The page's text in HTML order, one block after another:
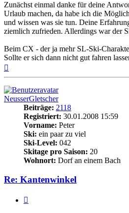
Zunächst einmal danke für deine
Urlaub machen, da habe ich die
und wissen was sie tun. Deine
ziemlich zufrieden. Allerdings war der
Beim CX - der ja mehr SL-Ski-
Sollte er sich dann nicht gut fahren
NeusserGletscher
Beiträge: 2118
Registriert: 30.01.2008 15:59
Vorname: Peter
Ski: ein paar zu viel
Ski-Level: 042
Skitage pro Saison: 20
Wohnort: Dorf an einem Bach
Re: Kantenwinkel